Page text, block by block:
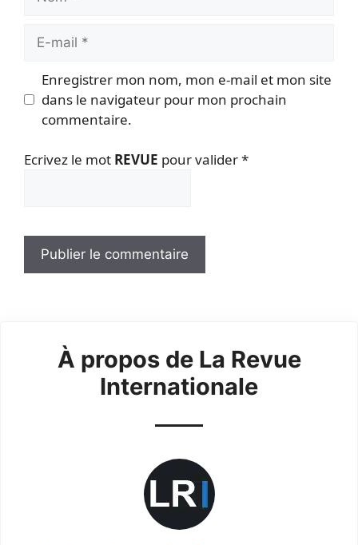
mail
Enregistrer mon nom, mon e-mail et mon site
dans le navigateur pour mon prochain
commentaire.
Ecrivez le mot REVUE pour valider*
À propos de La Revue
Internationale